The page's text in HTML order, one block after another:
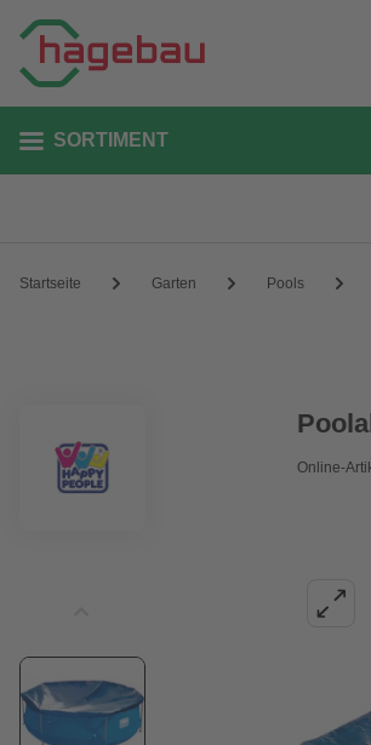
SORTIMENT
Startseite Garten Pools
Online-